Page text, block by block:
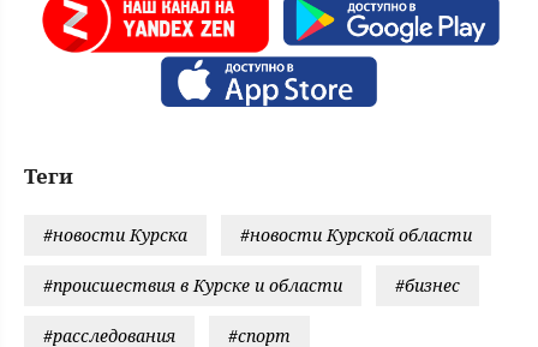
Теги
#новости Курска #новости Курской области
#происшествия в Курске и области #бизнес
#расследования #спорт